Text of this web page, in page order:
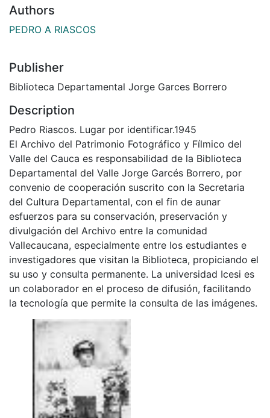
Authors
PEDRO A RIASCOS
Publisher
Biblioteca Departamental Jorge Garces Borrero
Description
Pedro Riascos. Lugar por identificar.1945
El Archivo del Patrimonio Fotográfico y Fílmico del
Valle del Cauca es responsabilidad de la Biblioteca
Departamental del Valle Jorge Garcés Borrero, por
convenio de cooperación suscrito con la Secretaria
del Cultura Departamental, con el fin de aunar
esfuerzos para su conservación, preservación y
divulgación del Archivo entre la comunidad
Vallecaucana, especialmente entre los estudiantes e
investigadores que visitan la Biblioteca, propiciando el
su uso y consulta permanente. La universidad Icesi es
un colaborador en el proceso de difusión, facilitando
la tecnología que permite la consulta de las imágenes.